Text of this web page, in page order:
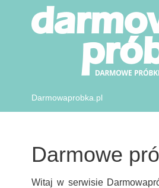
Darmowaprobka.pl
Darmowe
Witaj w serwisie